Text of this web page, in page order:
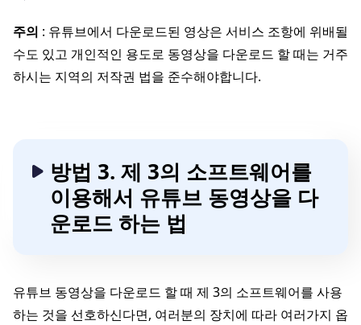
주의 : 유튜브에서 다운로드된 영상은 서비스 조항에 위배될
수도 있고 개인적인 용도로 동영상을 다운로드 할 때는 거주
하시는 지역의 저작권 법을 준수해야합니다.
방법 3. 제 3의 소프트웨어를
이용해서 유튜브 동영상을 다
운로드 하는 법
유튜브 동영상을 다운로드 할 때 제 3의 소프트웨어를 사용
하는 것을 선호하신다면, 여러분의 장치에 따라 여러가지 옵